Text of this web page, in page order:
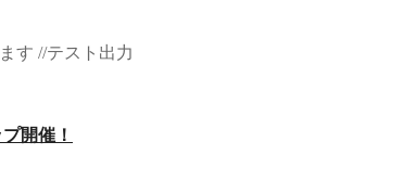
す //テスト出力
開催！